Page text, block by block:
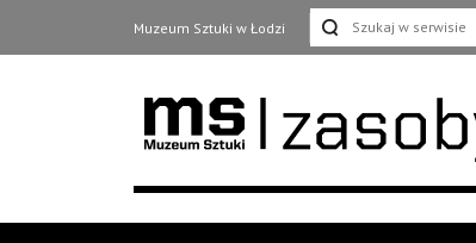
Muzeum Sztuki w Łodzi